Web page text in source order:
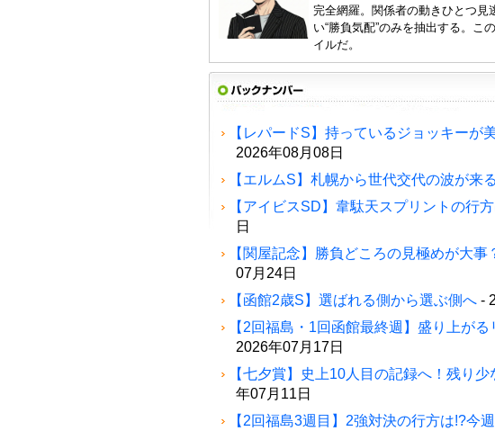
完全網羅。関係者の動きひとつ見
い“勝負気配”のみを抽出する。こ
イルだ。
【レパードS】持っているジョッキーが
2026年08月08日
【エルムS】札幌から世代交代の波が来
【アイビスSD】韋駄天スプリントの行
日
【関屋記念】勝負どころの見極めが大
07月24日
【函館2歳S】選ばれる側から選ぶ側へ -
【2回福島・1回函館最終週】盛り上が
2026年07月17日
【七夕賞】史上10人目の記録へ！残り
年07月11日
【2回福島3週目】2強対決の行方は!?今